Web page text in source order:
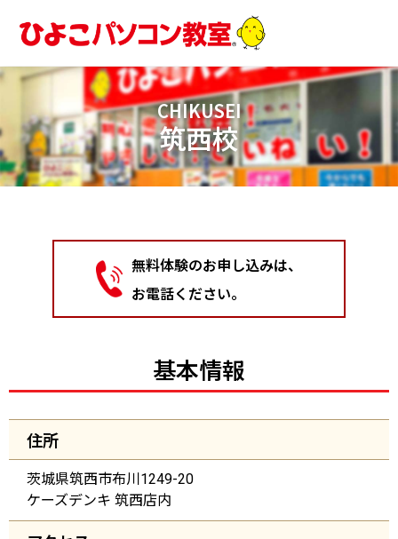
ス
プ
CHIKUSEI
筑西校
無料体験のお申し込みは、
お電話ください。
基本情報
住所
茨城県筑西市布川1249-20
ケーズデンキ 筑西店内